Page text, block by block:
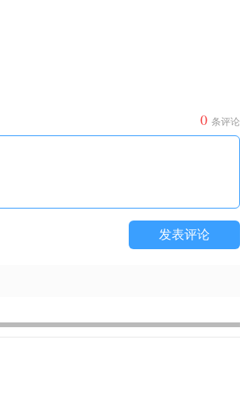
0 条评论
发表评论